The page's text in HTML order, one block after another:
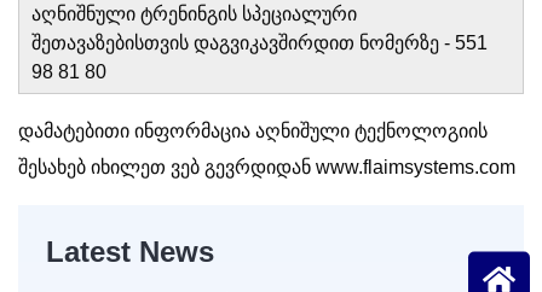
აღნიშნული ტრენინგის სპეციალური
შეთავაზებისთვის დაგვიკავშირდით ნომერზე - 551
98 81 80
დამატებითი ინფორმაცია აღნიშული ტექნოლოგიის
შესახებ იხილეთ ვებ გევრდიდან www.flaimsystems.com
Latest News